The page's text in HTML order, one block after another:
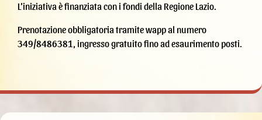
L’iniziativa è finanziata con i fondi della Regione Lazio.
Prenotazione obbligatoria tramite wapp al numero
349/8486381, ingresso gratuito fino ad esaurimento posti.